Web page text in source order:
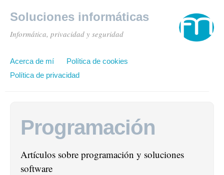
Soluciones informáticas
Informática, privacidad y seguridad
Acerca de mí
Política de cookies
Política de privacidad
Programación
Artículos sobre programación y soluciones
software